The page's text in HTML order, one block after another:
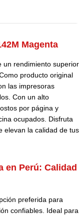
Magenta
un rendimiento superior
producto original
las impresoras
Con un alto
por página y
ocupados. Disfruta
elevan la calidad de tus
en Perú: Calidad
preferida para
confiables. Ideal para